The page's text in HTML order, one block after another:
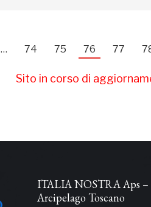
… 74 75 76 77
Sito in corso di
ITALIA NOSTRA Aps –
Arcipelago Toscano